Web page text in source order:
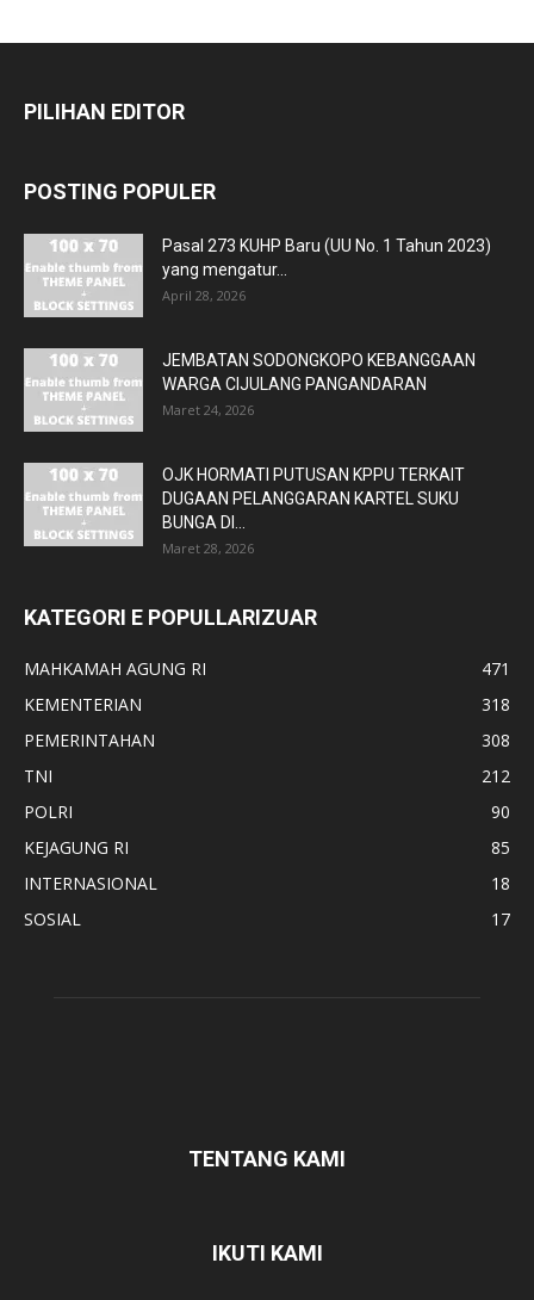
PILIHAN EDITOR
POSTING POPULER
Pasal 273 KUHP Baru (UU No. 1 Tahun 2023)
yang mengatur...
April 28, 2026
JEMBATAN SODONGKOPO KEBANGGAAN
WARGA CIJULANG PANGANDARAN
Maret 24, 2026
OJK HORMATI PUTUSAN KPPU TERKAIT
DUGAAN PELANGGARAN KARTEL SUKU
BUNGA DI...
Maret 28, 2026
KATEGORI E POPULLARIZUAR
MAHKAMAH AGUNG RI
471
KEMENTERIAN
318
PEMERINTAHAN
308
TNI
212
POLRI
90
KEJAGUNG RI
85
INTERNASIONAL
18
SOSIAL
17
TENTANG KAMI
IKUTI KAMI